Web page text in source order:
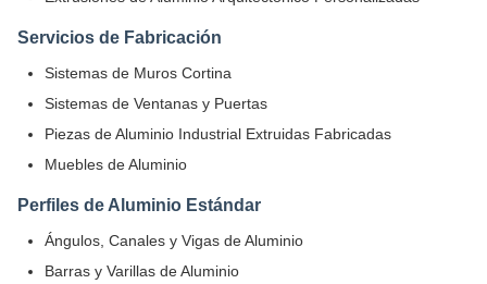
Servicios de Fabricación
Sistemas de Muros Cortina
Sistemas de Ventanas y Puertas
Piezas de Aluminio Industrial Extruidas Fabricadas
Muebles de Aluminio
Perfiles de Aluminio Estándar
Ángulos, Canales y Vigas de Aluminio
Barras y Varillas de Aluminio